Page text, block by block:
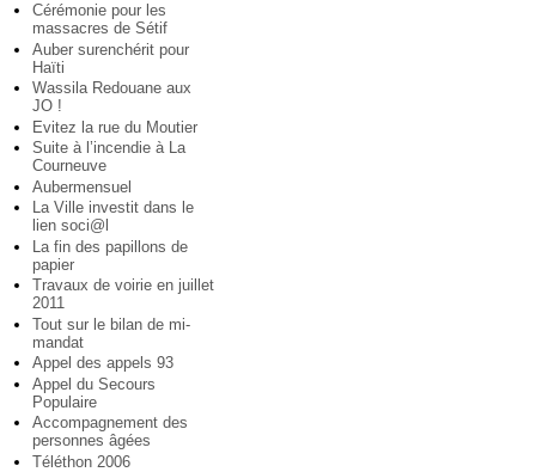
Cérémonie pour les
massacres de Sétif
Auber surenchérit pour
Haïti
Wassila Redouane aux
JO !
Evitez la rue du Moutier
Suite à l’incendie à La
Courneuve
Aubermensuel
La Ville investit dans le
lien soci@l
La fin des papillons de
papier
Travaux de voirie en juillet
2011
Tout sur le bilan de mi-
mandat
Appel des appels 93
Appel du Secours
Populaire
Accompagnement des
personnes âgées
Téléthon 2006